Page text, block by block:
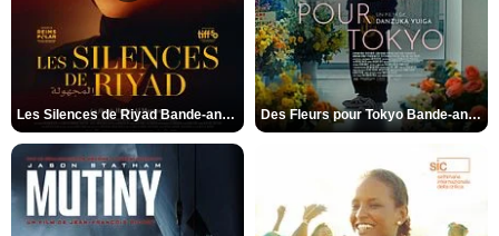
Les Silences de Riyad Bande-annonce VO STFR Des Fleurs pour Tokyo Bande-annonce VO STFR